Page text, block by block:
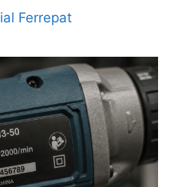
Ferrepat